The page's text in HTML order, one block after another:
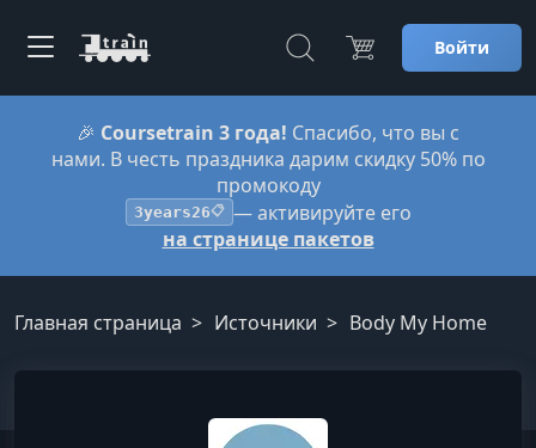
Войти
🎉 Coursetrain 3 года! Спасибо, что вы с
нами. В честь праздника дарим скидку 50% по
промокоду
3years26📋 — активируйте его
на странице пакетов
Главная страница Источники Body My Home